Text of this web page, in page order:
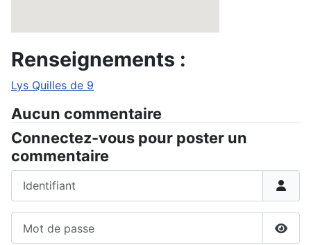
Renseignements :
Lys Quilles de 9
Aucun commentaire
Connectez-vous pour poster un
commentaire